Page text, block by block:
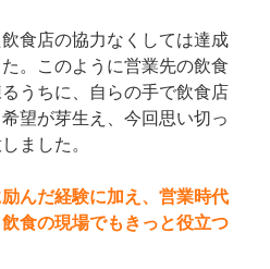
食店の協力なくしては達成
。このように営業先の飲食
うちに、自らの手で飲食店
望が芽生え、今回思い切っ
ました。
んだ経験に加え、営業時代
食の現場でもきっと役立つ